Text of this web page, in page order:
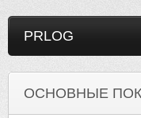
PRLOG
ОСНОВНЫЕ